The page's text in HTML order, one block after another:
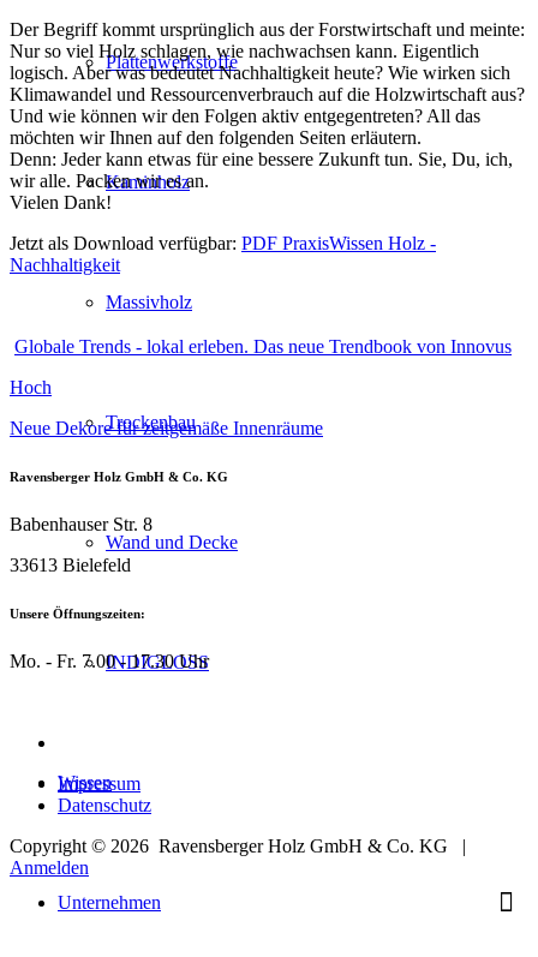
Plattenwerkstoffe
Kaminholz
Massivholz
Trockenbau
Wand und Decke
INDIGLOSS
Wissen
Unternehmen
Der Begriff kommt ursprünglich aus der Forstwirtschaft und meinte:
Nur so viel Holz schlagen, wie nachwachsen kann. Eigentlich
logisch. Aber was bedeutet Nachhaltigkeit heute? Wie wirken sich
Klimawandel und Ressourcenverbrauch auf die Holzwirtschaft aus?
Und wie können wir den Folgen aktiv entgegentreten? All das
möchten wir Ihnen auf den folgenden Seiten erläutern.
Denn: Jeder kann etwas für eine bessere Zukunft tun. Sie, Du, ich,
wir alle. Packen wir es an.
Vielen Dank!
Jetzt als Download verfügbar: PDF PraxisWissen Holz -
Nachhaltigkeit
Globale Trends - lokal erleben. Das neue Trendbook von Innovus
Hoch
Neue Dekore für zeitgemäße Innenräume
Ravensberger Holz GmbH & Co. KG
Babenhauser Str. 8
33613 Bielefeld
Unsere Öffnungszeiten:
Mo. - Fr. 7.00 - 17.30 Uhr
Impressum
Datenschutz
Copyright © 2026 Ravensberger Holz GmbH & Co. KG |
Anmelden